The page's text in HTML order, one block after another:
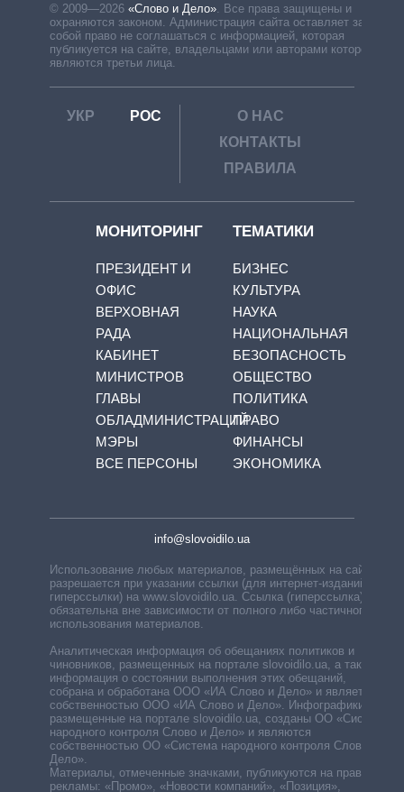
© 2009—2026 «Слово и Дело»
Все права защищены и
охраняются законом. Администрация сайта оставляет за
собой право не соглашаться с информацией, которая
публикуется на сайте, владельцами или авторами которой
являются третьи лица.
УКР РОС
О НАС
КОНТАКТЫ
ПРАВИЛА
МОНИТОРИНГ
ПРЕЗИДЕНТ И
ОФИС
ВЕРХОВНАЯ
РАДА
КАБИНЕТ
МИНИСТРОВ
ГЛАВЫ
ОБЛАДМИНИСТРАЦИЙ
МЭРЫ
ВСЕ ПЕРСОНЫ
ТЕМАТИКИ
БИЗНЕС
КУЛЬТУРА
НАУКА
НАЦИОНАЛЬНАЯ
БЕЗОПАСНОСТЬ
ОБЩЕСТВО
ПОЛИТИКА
ПРАВО
ФИНАНСЫ
ЭКОНОМИКА
info@slovoidilo.ua
Использование любых материалов, размещённых на сайте,
разрешается при указании ссылки (для интернет-изданий —
гиперссылки) на www.slovoidilo.ua. Ссылка (гиперссылка)
обязательна вне зависимости от полного либо частичного
использования материалов.
Аналитическая информация об обещаниях политиков и
чиновников, размещенных на портале slovoidilo.ua, а также
информация о состоянии выполнения этих обещаний,
собрана и обработана ООО «ИА Слово и Дело» и является
собственностью ООО «ИА Слово и Дело». Инфографики,
размещенные на портале slovoidilo.ua, созданы ОО «Система
народного контроля Слово и Дело» и являются
собственностью ОО «Система народного контроля Слово и
Дело».
Материалы, отмеченные значками, публикуются на правах
рекламы: «Промо», «Новости компаний», «Позиция»,